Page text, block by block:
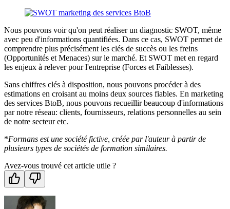
Nous pouvons voir qu'on peut réaliser un diagnostic SWOT, même
avec peu d'informations quantifiées. Dans ce cas, SWOT permet de
comprendre plus précisément les clés de succès ou les freins
(Opportunités et Menaces) sur le marché. Et SWOT met en regard
les enjeux à relever pour l'entreprise (Forces et Faiblesses).
Sans chiffres clés à disposition, nous pouvons procéder à des
estimations en croisant au moins deux sources fiables. En marketing
des services BtoB, nous pouvons recueillir beaucoup d'informations
par notre réseau: clients, fournisseurs, relations personnelles au sein
de notre secteur etc.
*Formans est une société fictive, créée par l'auteur à partir de
plusieurs types de sociétés de formation similaires.
Avez-vous trouvé cet article utile ?